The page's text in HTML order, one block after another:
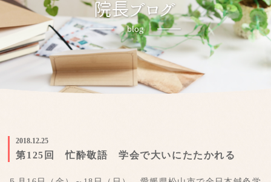
2018.12.25
第125回 忙酔敬語 学会で大いにたたかれる